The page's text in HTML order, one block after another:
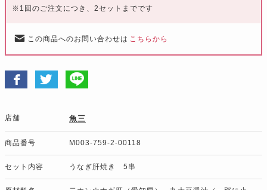
※1回のご注文につき、2セットまでです
この商品へのお問い合わせは こちらから
店舗 魚三
商品番号 M003-759-2-00118
セット内容 うなぎ肝焼き 5串